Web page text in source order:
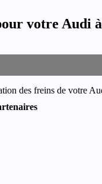
votre Audi
des freins de votre